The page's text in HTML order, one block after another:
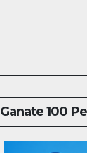
Ganate 100